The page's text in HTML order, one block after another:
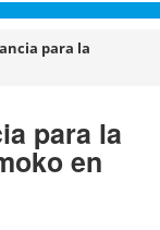
para la
para la
en